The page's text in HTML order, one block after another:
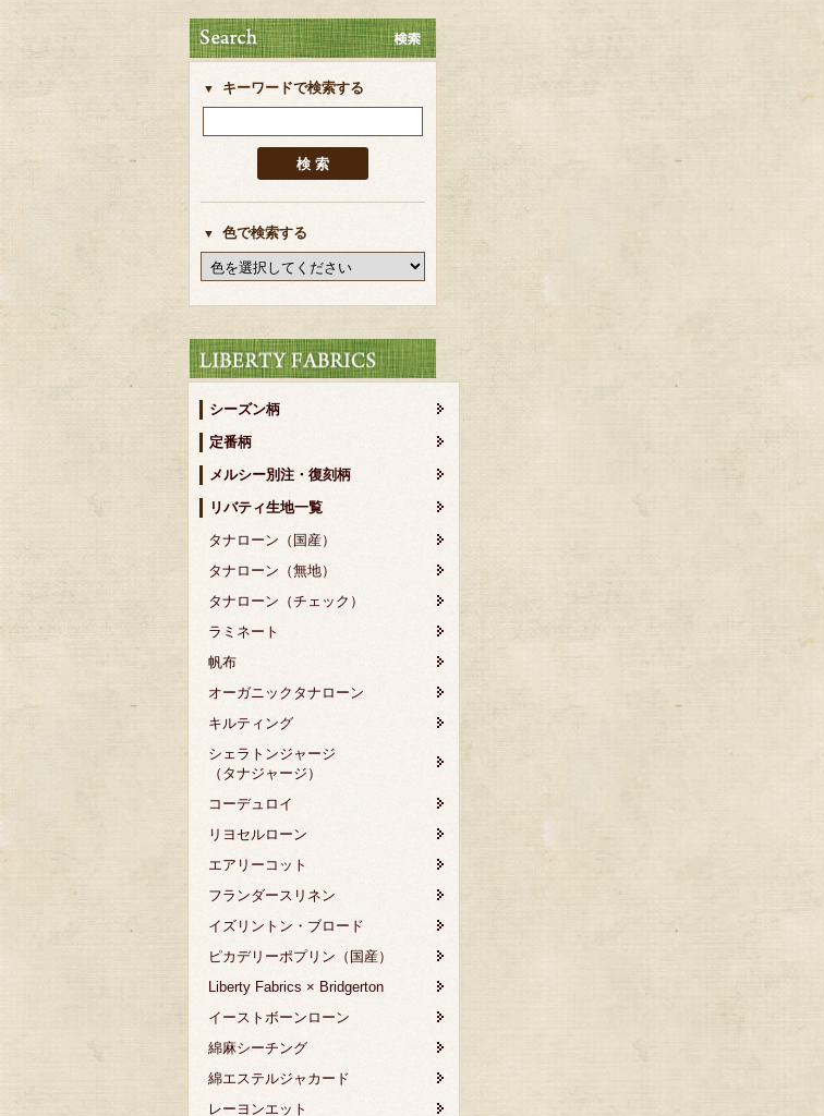
キーワードで検索する
色で検索する
シーズン柄
定番柄
メルシー別注・復刻柄
リバティ生地一覧
タナローン（国産）
タナローン（無地）
タナローン（チェック）
ラミネート
帆布
オーガニックタナローン
キルティング
シェラトンジャージ
（タナジャージ）
コーデュロイ
リヨセルローン
エアリーコット
フランダースリネン
イズリントン・ブロード
ピカデリーポプリン（国産）
Liberty Fabrics × Bridgerton
イーストボーンローン
綿麻シーチング
綿エステルジャカード
レーヨンエット